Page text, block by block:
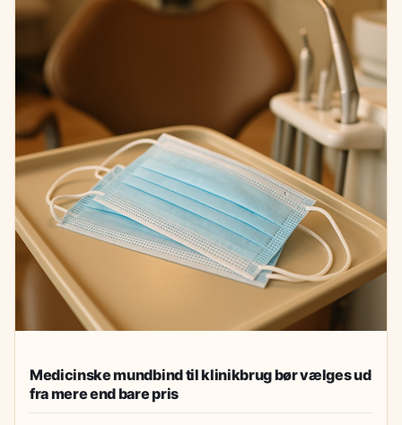
Medicinske mundbind til klinikbrug bør vælges ud
fra mere end bare pris